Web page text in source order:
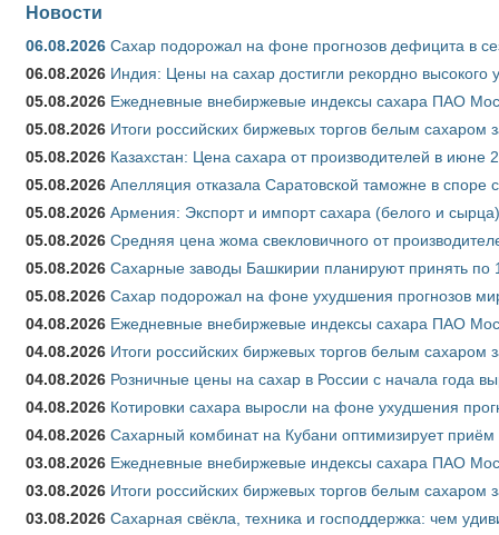
Новости
06.08.2026 Сахар подорожал на фоне прогнозов дефицита в
06.08.2026 Индия: Цены на сахар достигли рекордно высокого
05.08.2026 Ежедневные внебиржевые индексы сахара ПАО
05.08.2026 Итоги российских биржевых торгов белым сахаром
05.08.2026 Казахстан: Цена сахара от производителей в июне
05.08.2026 Апелляция отказала Саратовской таможне в
05.08.2026 Армения: Экспорт и импорт сахара (белого и
05.08.2026 Средняя цена жома свекловичного от
05.08.2026 Сахарные заводы Башкирии планируют принять по
05.08.2026 Сахар подорожал на фоне ухудшения прогнозов
04.08.2026 Ежедневные внебиржевые индексы сахара ПАО
04.08.2026 Итоги российских биржевых торгов белым сахаром
04.08.2026 Розничные цены на сахар в России с начала года
04.08.2026 Котировки сахара выросли на фоне ухудшения
04.08.2026 Сахарный комбинат на Кубани оптимизирует приём
03.08.2026 Ежедневные внебиржевые индексы сахара ПАО
03.08.2026 Итоги российских биржевых торгов белым сахаром
03.08.2026 Сахарная свёкла, техника и господдержка: чем